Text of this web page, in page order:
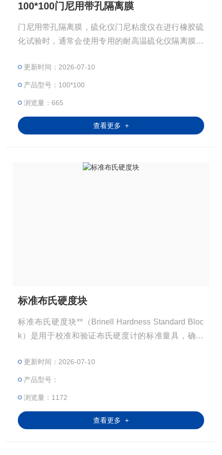
100*100门尼用带孔隔离膜
门尼用带孔隔离膜，硫化仪门尼粘度仪在进行橡胶硫
化试验时，通常会使用专用的耐高温硫化仪隔离膜耗
温度，防止在硫化过程中变形或损坏，同时还能保护
模具内壁免受胶料粘附，便于后续的清理工作。此
致扭矩读数的误差和预测结果的失真。
更新时间：2026-07-10
产品型号：100*100
浏览量：665
查看更多 +
标准布氏硬度块
标准布氏硬度块**（Brinell Hardness Standard Bloc
k）是用于校准和验证布氏硬度计的标准量具，确保
料（如钢铁、铝合金、铜合金等）的硬度检测和质量
控制。
更新时间：2026-07-10
产品型号：
浏览量：1172
查看更多 +